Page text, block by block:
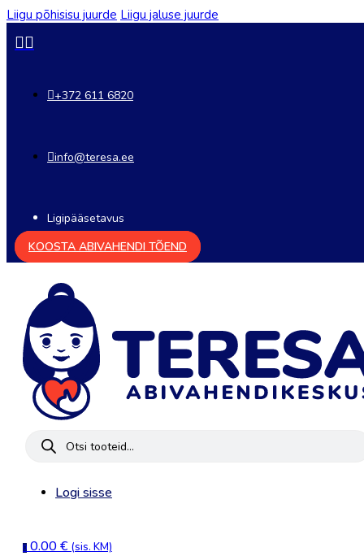
Liigu põhisisu juurde Liigu jaluse juurde
+372 611 6820
info@teresa.ee
Ligipääsetavus
KOOSTA ABIVAHENDI TÕEND
Products
search
Logi sisse
0 0.00€ (sis. KM)